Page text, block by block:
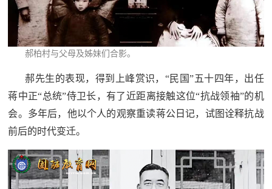
郝柏村与父母及姊妹们合影。
郝先生的表现，得到上峰赏识，“民国”五十四年，出任
蒋中正“总统”侍卫长，有了近距离接触这位“抗战领袖”的机
会。多年后，他以个人的观察重读蒋公日记，试图诠释抗战
前后的时代变迁。